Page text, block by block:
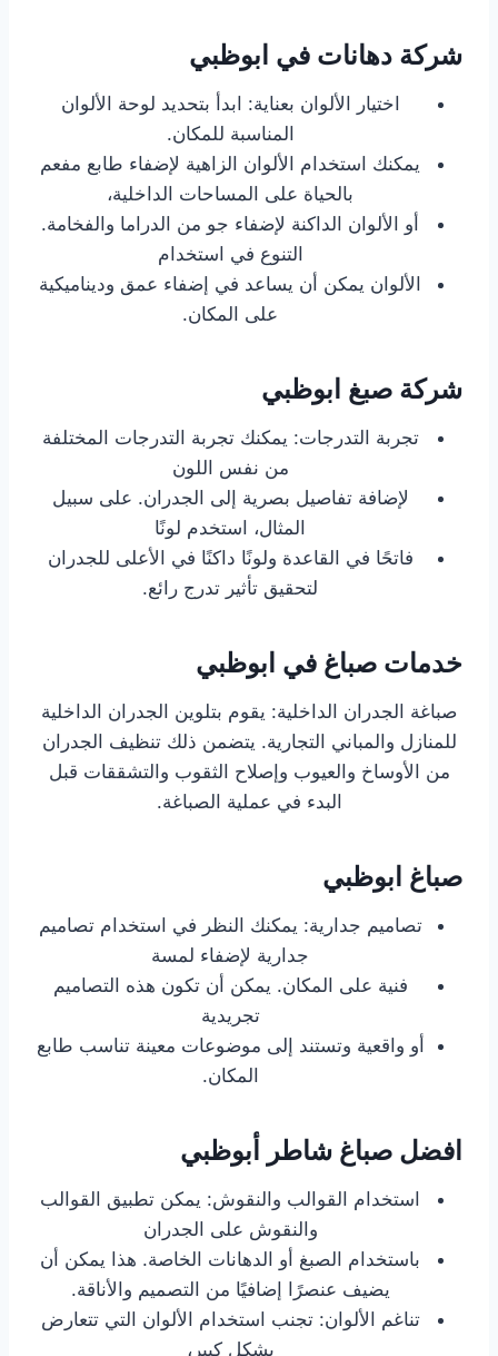
شركة دهانات في ابوظبي
اختيار الألوان بعناية: ابدأ بتحديد لوحة الألوان
المناسبة للمكان.
يمكنك استخدام الألوان الزاهية لإضفاء طابع مفعم
بالحياة على المساحات الداخلية،
أو الألوان الداكنة لإضفاء جو من الدراما والفخامة.
التنوع في استخدام
الألوان يمكن أن يساعد في إضفاء عمق وديناميكية
على المكان.
شركة صبغ ابوظبي
تجربة التدرجات: يمكنك تجربة التدرجات المختلفة
من نفس اللون
لإضافة تفاصيل بصرية إلى الجدران. على سبيل
المثال، استخدم لونًا
فاتحًا في القاعدة ولونًا داكنًا في الأعلى للجدران
لتحقيق تأثير تدرج رائع.
خدمات صباغ في ابوظبي
صباغة الجدران الداخلية: يقوم بتلوين الجدران الداخلية
للمنازل والمباني التجارية. يتضمن ذلك تنظيف الجدران
من الأوساخ والعيوب وإصلاح الثقوب والتشققات قبل
البدء في عملية الصباغة.
صباغ ابوظبي
تصاميم جدارية: يمكنك النظر في استخدام تصاميم
جدارية لإضفاء لمسة
فنية على المكان. يمكن أن تكون هذه التصاميم
تجريدية
أو واقعية وتستند إلى موضوعات معينة تناسب طابع
المكان.
افضل صباغ شاطر أبوظبي
استخدام القوالب والنقوش: يمكن تطبيق القوالب
والنقوش على الجدران
باستخدام الصبغ أو الدهانات الخاصة. هذا يمكن أن
يضيف عنصرًا إضافيًا من التصميم والأناقة.
تناغم الألوان: تجنب استخدام الألوان التي تتعارض
بشكل كبير،